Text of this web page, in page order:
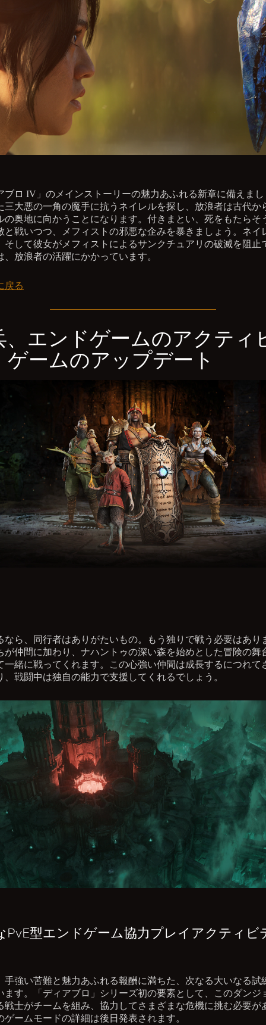
ブロ IV」のメインストーリーの魅力あふれる新章に備えま
三大悪の一角の魔手に抗うネイレルを探し、放浪者は古代か
の奥地に向かうことになります。付きまとい、死をもたらそ
と戦いつつ、メフィストの邪悪な企みを暴きましょう。ネイ
そして彼女がメフィストによるサンクチュアリの破滅を阻止
、放浪者の活躍にかかっています。
戻る
、エンドゲームのアクティ
ゲームのアップデート
なら、同行者はありがたいもの。もう独りで戦う必要はあり
が仲間に加わり、ナハントゥの深い森を始めとした冒険の舞
一緒に戦ってくれます。この心強い仲間は成長するにつれて
、戦闘中は独自の能力で支援してくれるでしょう。
PvE型エンドゲーム協力プレイアクティビ
手強い苦難と魅力あふれる報酬に満ちた、次なる大いなる試
ます。「ディアブロ」シリーズ初の要素として、このダンジ
戦士がチームを組み、協力してさまざまな危機に挑む必要が
ゲームモードの詳細は後日発表されます。